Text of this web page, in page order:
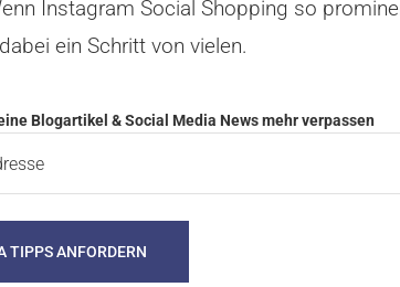
Instagram Social Shopping so
ein Schritt von vielen.
Blogartikel & Social Media News mehr verpassen